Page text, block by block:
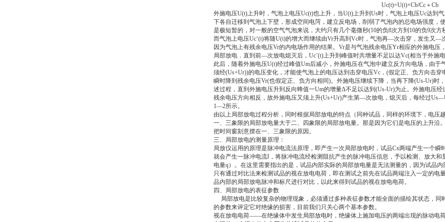
Uc(t)=U(t)×Cb/Cc＋Cb
外施电压U(t)上升时，气泡上电压Uc(t)也上升，当U(t)上升到Us时，气泡上电压Uc达到
下各自迁移到气泡上下壁，形成空间电菏，建立反电场，削弱了气泡内的总电场强度，
是极短暂的，对一般的空气气泡来说，大约只有几个毫微秒(10的负8次方到10的负9次
而气泡上电压Uc‘(t)将随U(t)的增大而继续由Vr升高到Vc时，气泡再—次击穿，发生又—
因为气泡上有残余电压Vr的内电场作用的结果。Vr是与气泡残余电压Yr相应的外施电
局部放电．直到前—次放电熄灭后，Uc’(t)上升到峰值时共增量不足以达Vc(相当于外施
此后，随着外施电压U(t)经过峰值Um后减小，外施电压在气泡中建立反方向电场，由
须经(Us+Ur))的电压变化，才能使气泡上的电压达到击穿电压Vc，(假定正、负方向击
瞬时降到残余电压Vr(也假定正、负方向相同)。外施电压继续下降，当再下降(Us-Ur)时
述过程，直到外施电压升到反向蜂值一Um的增量Δ不足以达到(Us-Ur)为止。外施电压
残余电压方向相反，故外施电压又须上升(Us+Ur)产生第—次放电，熄灭后，每经过
1—2所示。
由以上局部放电过程分析，同时根据局部放电的特点（同种试品，同样的环境下，电压
一、三象限的局部放电量大于二、四象限的局部放电量。 那是因为它们是电压的上升沿
把时间窗刻意摆在一、三象限的原因。
三、局部放电的测量原理：
局放仪运用的原理是脉冲电流法原理，即产生一次局部放电时，试品Cx两端产生一个
就会产生一脉冲电流I，将脉冲电流经检测阻抗产生的脉冲电压信息，予以检测、放大
电量q）。在这里需要指出的是，试品内部实际的局部放电量是无法测量的，因为试品
只有通过对比法来检测试品的视在放电电荷，即在测试之前先在试品两端注入一定的
品内部的局部放电脉冲和标尺进行对比，以此来得到试品的视在放电电荷。
四、局部放电的表征参数
局部放电是比较复杂的物理现象，必须通过多种表征参数才能全面的描绘其状态，
的参数来评定它对绝缘的损害，目前我们只关心两个基本参数。
视在放电电荷——在绝缘体中发生局部放电时，绝缘体上施加电压的两端出现的脉动电